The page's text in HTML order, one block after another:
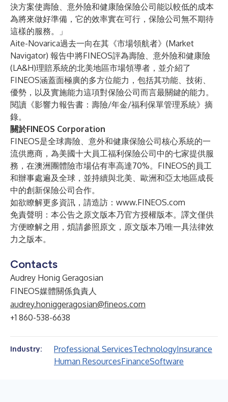
決方案使壽險、意外險和健康險保險公司能以較低的成本
為將來做好準備，它的效率實在可行，保險公司無不期待
這樣的服務。」
Aite-Novarica過去一向在其《市場領航者》(Market
Navigator) 報告中將FINEOS評為壽險、意外險和健康險
(LA&H)理賠系統的北美地區市場領導者，並介紹了
FINEOS涵蓋面極廣的多方位能力，包括其功能、技術、
優勢，以及實施能力這項對保險公司而言最關鍵的能力。
閱讀 《影響力報告書：壽險/年金/福利保單管理系統》 摘
錄。
關於FINEOS Corporation
FINEOS是全球壽險、意外和健康保險公司核心系統的一
流供應商，為美國十大員工福利保險公司中的七家提供服
務，在澳洲團體險市場佔有率高達70%。FINEOS的員工
和辦事處遍及全球，並持續與北美、歐洲和亞太地區成長
中的創新保險公司合作。
如欲瞭解更多資訊，請造訪： www.FINEOS.com
免責聲明：本公告之原文版本乃官方授權版本。譯文僅供
方便瞭解之用，煩請參照原文，原文版本乃唯一具法律效
力之版本。
Contacts
Audrey Honig Geragosian
FINEOS媒體關係負責人
audrey.honiggeragosian@fineos.com
+1 860-538-6638
Industry: Professional ServicesTechnologyInsurance
Human ResourcesFinanceSoftware